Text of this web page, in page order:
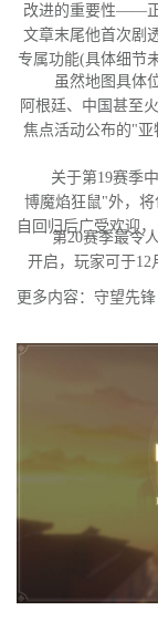
改进的重要性——正
文章末尾他首次剧
专属功能(具体细节
虽然地图具体位
阿根廷、中国甚至
焦点活动公布的"
关于第19赛季中
博魔焰狂鼠"外，
自回归后广受欢迎
第20赛季最令人
开启，玩家可于12
更多内容：守望先